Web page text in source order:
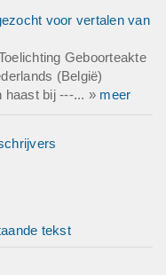
voor vertalen van
Geboorteakte
(België)
haast bij ---... » meer
tekst